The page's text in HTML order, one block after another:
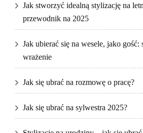
Jak stworzyć idealną stylizację na
przewodnik na 2025
Jak ubierać się na wesele, jako
wrażenie
Jak się ubrać na rozmowę o pracę?
Jak się ubrać na sylwestra 2025?